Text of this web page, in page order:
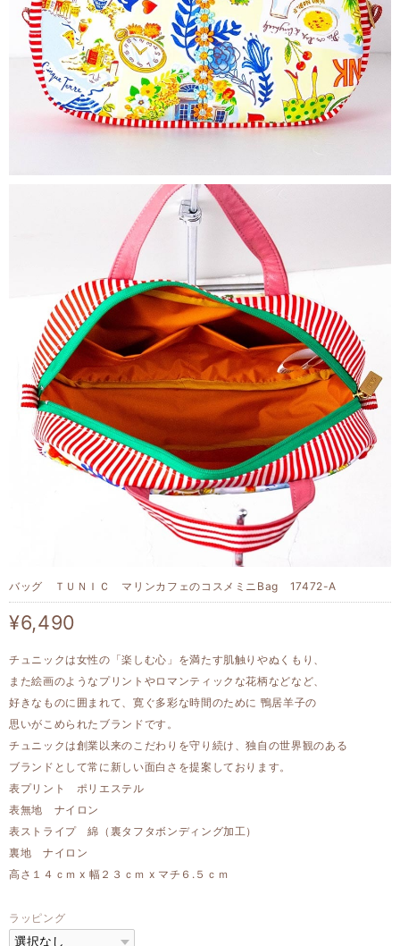
バッグ ＴＵＮＩＣ マリンカフェのコスメミニBag 17472-A
¥6,490
チュニックは女性の「楽しむ心」を満たす肌触りやぬくもり、
また絵画のようなプリントやロマンティックな花柄などなど、
好きなものに囲まれて、寛ぐ多彩な時間のために 鴨居羊子の
思いがこめられたブランドです。
チュニックは創業以来のこだわりを守り続け、独自の世界観のある
ブランドとして常に新しい面白さを提案しております。
表プリント ポリエステル
表無地 ナイロン
表ストライプ 綿（裏タフタボンディング加工）
裏地 ナイロン
高さ１４ｃｍ x 幅２３ｃｍ x マチ６.５ｃｍ
ラッピング